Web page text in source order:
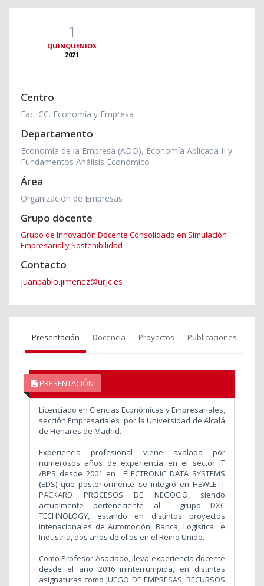
1
QUINQUENIOS
2021
Centro
Fac. CC. Economía y Empresa
Departamento
Economía de la Empresa (ADO), Economía Aplicada II y
Fundamentos Análisis Económico
Área
Organización de Empresas
Grupo docente
Grupo de Innovación Docente Consolidado en Simulación
Empresarial y Sostenibilidad
Contacto
juanpablo.jimenez@urjc.es
Presentación Docencia Proyectos Publicaciones
PRESENTACIÓN
Licenciado en Ciencias Económicas y Empresariales,
sección Empresariales por la Universidad de Alcalá
de Henares de Madrid.
Experiencia profesional viene avalada por
numerosos años de experiencia en el sector IT
/BPS desde 2001 en ELECTRONIC DATA SYSTEMS
(EDS) que posteriormente se integró en HEWLETT
PACKARD PROCESOS DE NEGOCIO, siendo
actualmente perteneciente al grupo DXC
TECHNOLOGY, estando en distintos proyectos
intenacionales de Automoción, Banca, Logistica e
Industria, dos años de ellos en el Reino Unido.
Como Profesor Asociado, lleva experiencia docente
desde el año 2016 ininterrumpida, en distintas
asignaturas como JUEGO DE EMPRESAS, RECURSOS